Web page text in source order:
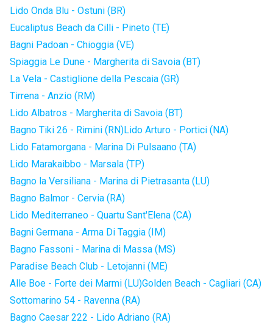
Lido Onda Blu - Ostuni (BR)
Eucaliptus Beach da Cilli - Pineto (TE)
Bagni Padoan - Chioggia (VE)
Spiaggia Le Dune - Margherita di Savoia (BT)
La Vela - Castiglione della Pescaia (GR)
Tirrena - Anzio (RM)
Lido Albatros - Margherita di Savoia (BT)
Bagno Tiki 26 - Rimini (RN)Lido Arturo - Portici (NA)
Lido Fatamorgana - Marina Di Pulsaano (TA)
Lido Marakaibbo - Marsala (TP)
Bagno la Versiliana - Marina di Pietrasanta (LU)
Bagno Balmor - Cervia (RA)
Lido Mediterraneo - Quartu Sant'Elena (CA)
Bagni Germana - Arma Di Taggia (IM)
Bagno Fassoni - Marina di Massa (MS)
Paradise Beach Club - Letojanni (ME)
Alle Boe - Forte dei Marmi (LU)Golden Beach - Cagliari (CA)
Sottomarino 54 - Ravenna (RA)
Bagno Caesar 222 - Lido Adriano (RA)